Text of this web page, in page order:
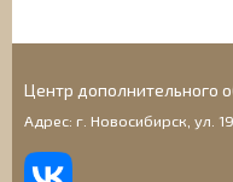
Центр дополнительного
Адрес: г. Новосибирск, ул.